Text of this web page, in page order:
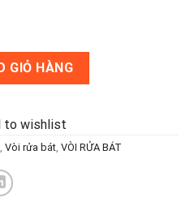
số lượng
GIỎ HÀNG
to wishlist
Vòi rửa bát VÒI RỬA BÁT